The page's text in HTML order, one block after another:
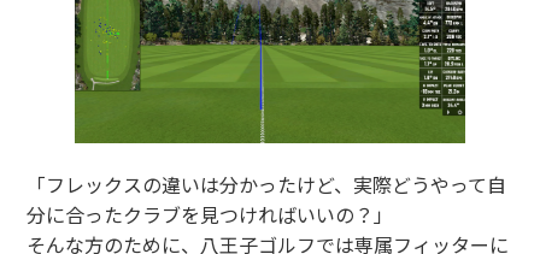
「フレックスの違いは分かったけど、実際どうやって自
分に合ったクラブを見つければいいの？」
そんな方のために、八王子ゴルフでは専属フィッターに